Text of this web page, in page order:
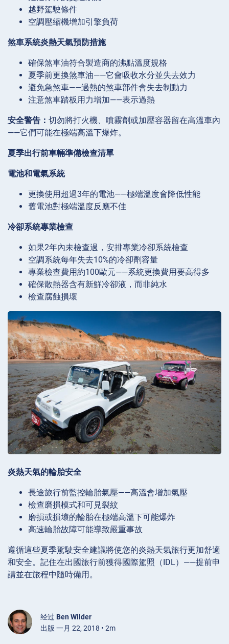
越野駕駛條件
空調壓縮機增加引擎負荷
煞車系統炎熱天氣預防措施
確保煞車油符合製造商的沸點溫度規格
夏季前更換煞車油——它會吸收水分並失去效力
避免急煞車——過熱的煞車部件會失去制動力
注意煞車踏板用力增加——表示過熱
安全警告： 切勿將打火機、噴霧劑或加壓容器留在高溫車內
——它們可能在極端高溫下爆炸。
夏季出行前車輛準備檢查清單
電池和電氣系統
更換使用超過3年的電池——極端溫度會降低性能
舊電池對極端溫度反應不佳
冷卻系統專業檢查
如果2年內未檢查過，安排專業冷卻系統檢查
空調系統每年失去10%的冷卻劑容量
專業檢查費用約100歐元——系統更換費用要高得多
確保散熱器含有新鮮冷卻液，而非純水
檢查腐蝕損壞
炎熱天氣的輪胎安全
長途旅行前監控輪胎氣壓——高溫會增加氣壓
檢查磨損模式和可見裂紋
磨損或損壞的輪胎在極端高溫下可能爆炸
高速輪胎故障可能導致嚴重事故
遵循這些夏季駕駛安全建議將使您的炎熱天氣旅行更加舒適
和安全。記住在出國旅行前獲得國際駕照（IDL）——提前申
請並在旅程中隨時備用。
经过 Ben Wilder
出版 一月 22, 2018 • 2m